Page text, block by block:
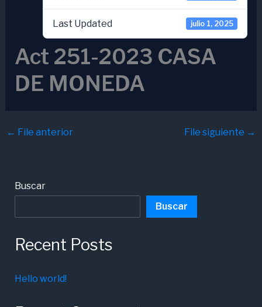
Last Updated julio 1, 2025
Act 251-2023 CASA
DE MONEDA
← File anterior File siguiente →
Buscar
Buscar
Recent Posts
Hello world!